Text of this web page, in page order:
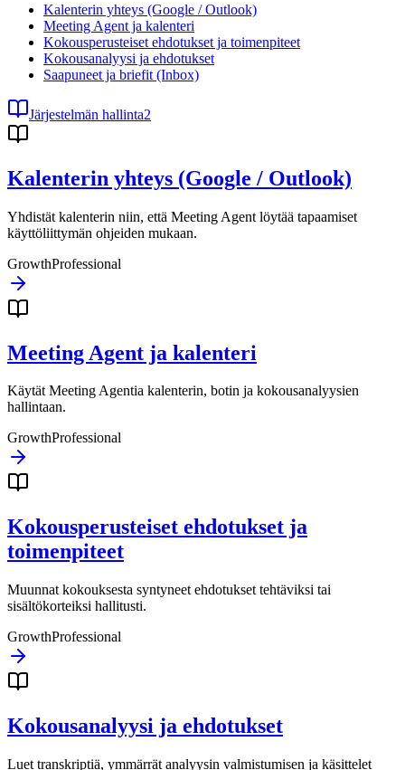
Kalenterin yhteys (Google / Outlook)
Meeting Agent ja kalenteri
Kokousperusteiset ehdotukset ja toimenpiteet
Kokousanalyysi ja ehdotukset
Saapuneet ja briefit (Inbox)
Järjestelmän hallinta2
Kalenterin yhteys (Google / Outlook)
Yhdistät kalenterin niin, että Meeting Agent löytää tapaamiset
käyttöliittymän ohjeiden mukaan.
GrowthProfessional
Meeting Agent ja kalenteri
Käytät Meeting Agentia kalenterin, botin ja kokousanalyysien
hallintaan.
GrowthProfessional
Kokousperusteiset ehdotukset ja
toimenpiteet
Muunnat kokouksesta syntyneet ehdotukset tehtäviksi tai
sisältökorteiksi hallitusti.
GrowthProfessional
Kokousanalyysi ja ehdotukset
Luet transkriptiä, ymmärrät analyysin valmistumisen ja käsittelet